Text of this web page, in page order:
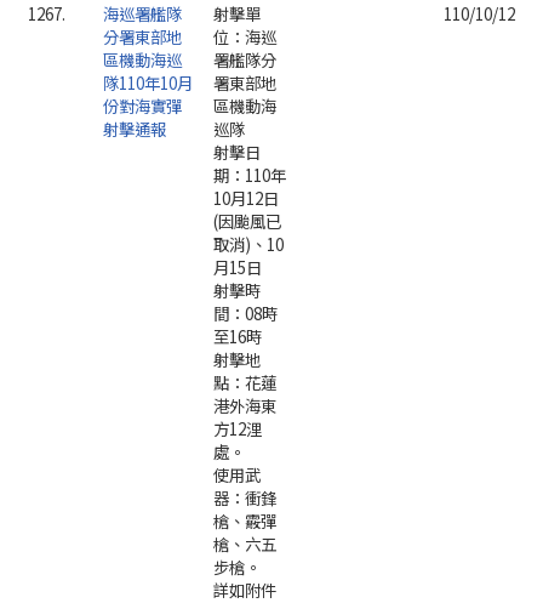
1267.
海巡署艦隊
分署東部地
區機動海巡
隊110年10月
份對海實彈
射擊通報
射擊單
位：海巡
署艦隊分
署東部地
區機動海
巡隊
射擊日
期：110年
10月12日
(因颱風已
取消)、10
月15日
射擊時
間：08時
至16時
射擊地
點：花蓮
港外海東
方12浬
處。
使用武
器：衝鋒
槍、霰彈
槍、六五
步槍。
詳如附件
110/10/12